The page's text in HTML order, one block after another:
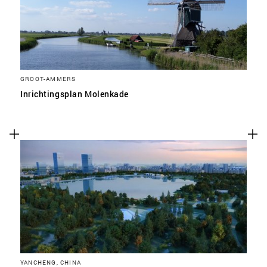
GROOT-AMMERS
Inrichtingsplan Molenkade
YANCHENG, CHINA